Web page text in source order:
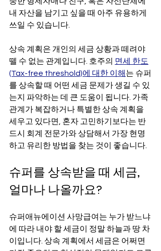
내 자산을 남기고 싶을 때 아주 유용하게
쓰일 수 있습니다.
상속 계획은 개인의 세금 상황과 떼려야
뗄 수 없는 관계입니다. 호주의 면세 한도
(Tax-free threshold)에 대한 이해 는 슈퍼
를 상속할 때 어떤 세금 문제가 생길 수 있
는지 파악하는 데 큰 도움이 됩니다. 가족
관계가 복잡하거나 특별한 상속 계획을
세우고 있다면, 혼자 고민하기보다는 반
드시 회계 전문가와 상담해서 가장 현명
하고 유리한 방법을 찾는 것이 좋습니다.
슈퍼를 상속받을 때 세금,
얼마나 나올까요?
슈퍼애뉴에이션 사망급여는 누가 받느냐
에 따라 내야 할 세금이 정말 하늘과 땅 차
이입니다. 상속 계획에서 세금은 어쩌면